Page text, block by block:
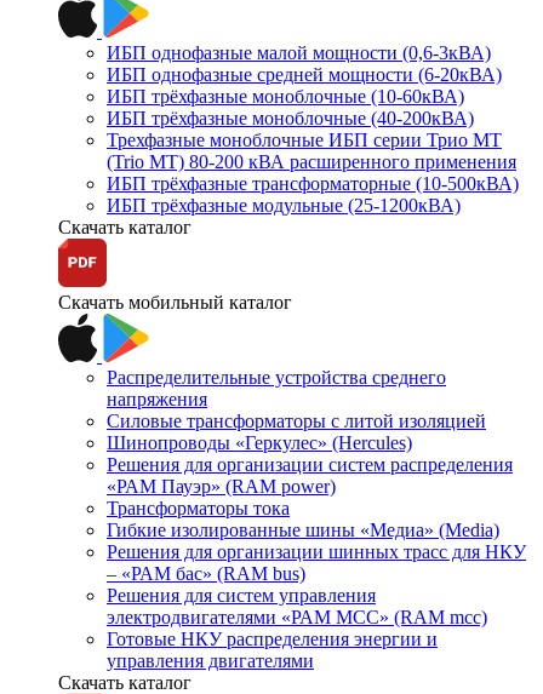
ИБП однофазные малой мощности (0,6-3кВА)
ИБП однофазные средней мощности (6-20кВА)
ИБП трёхфазные моноблочные (10-60кВА)
ИБП трёхфазные моноблочные (40-200кВА)
Трехфазные моноблочные ИБП серии Трио МТ
(Trio MT) 80-200 кВА расширенного применения
ИБП трёхфазные трансформаторные (10-500кВА)
ИБП трёхфазные модульные (25-1200кВА)
Скачать каталог
Скачать мобильный каталог
Распределительные устройства среднего
напряжения
Силовые трансформаторы с литой изоляцией
Шинопроводы «Геркулес» (Hercules)
Решения для организации систем распределения
«РАМ Пауэр» (RAM power)
Трансформаторы тока
Гибкие изолированные шины «Медиа» (Media)
Решения для организации шинных трасс для НКУ
– «РАМ бас» (RAM bus)
Решения для систем управления
электродвигателями «РАМ МСС» (RAM mcc)
Готовые НКУ распределения энергии и
управления двигателями
Скачать каталог